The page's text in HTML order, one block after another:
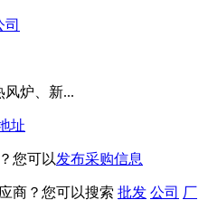
风炉、新...
址
您可以发布采购信息
商？您可以搜索 批发 公司 厂